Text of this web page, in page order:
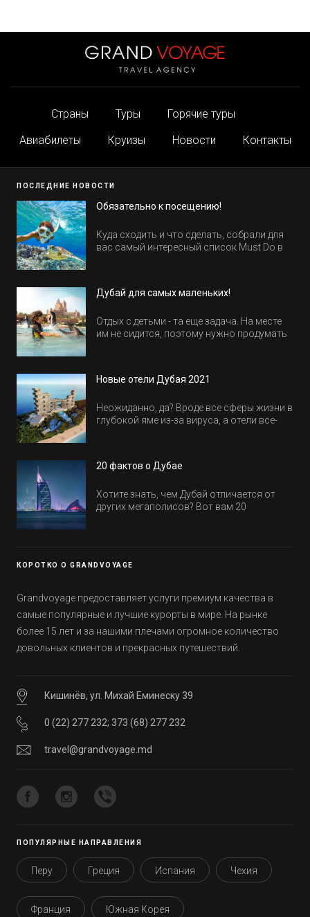
Страны Туры
Горячие туры
Авиабилеты
Круизы Новости Контакты
ПОСЛЕДНИЕ НОВОСТИ
Обязательно к посещению!
Куда сходить и что сделать, собрали для
вас самый интересный список Must Do в
Дубай для самых маленьких!
Отдых с детьми - та еще задача. На месте
им не сидится, поэтому нужно продумать
Новые отели Дубая 2021
Неожиданно, да? Вроде все сферы жизни в
глубокой яме из-за вируса, а отели все-
обычно на первые заезды дают промо-
20 фактов о Дубае
Хотите знать, чем Дубай отличается от
других мегаполисов? Вот вам 20
КОРОТКО О GRANDVOYAGE
Grandvoyage предоставляет услуги премиум качества в
самые популярные и лучшие курорты в мире. На рынке
более 15 лет и за нашими плечами огромное количество
довольных клиентов и прекрасных путешествий.
Кишинёв, ул. Михай Еминеску 39
0 (22) 277 232; 373 (68) 277 232
travel@grandvoyage.md
ПОПУЛЯРНЫЕ НАПРАВЛЕНИЯ
Перу Греция Испания Чехия
Франция Южная Корея